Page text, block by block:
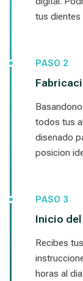
tus dientes
PASO 2
todos tus
disenado
posicion
PASO 3
Inicio
Recibes
horas al